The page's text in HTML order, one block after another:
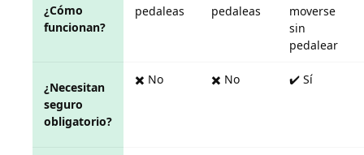
¿Cómo
funcionan?
pedaleas
pedaleas
moverse
sin
pedalear
¿Necesitan
seguro
obligatorio?
✖️ No ✖️ No ✔️ Sí